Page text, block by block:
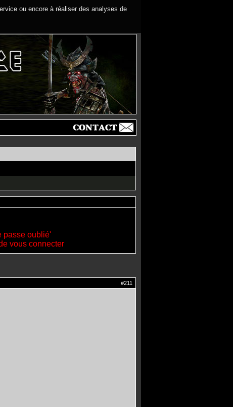
ou encore à réaliser des analyses de
passe oublié'
vous connecter
#211